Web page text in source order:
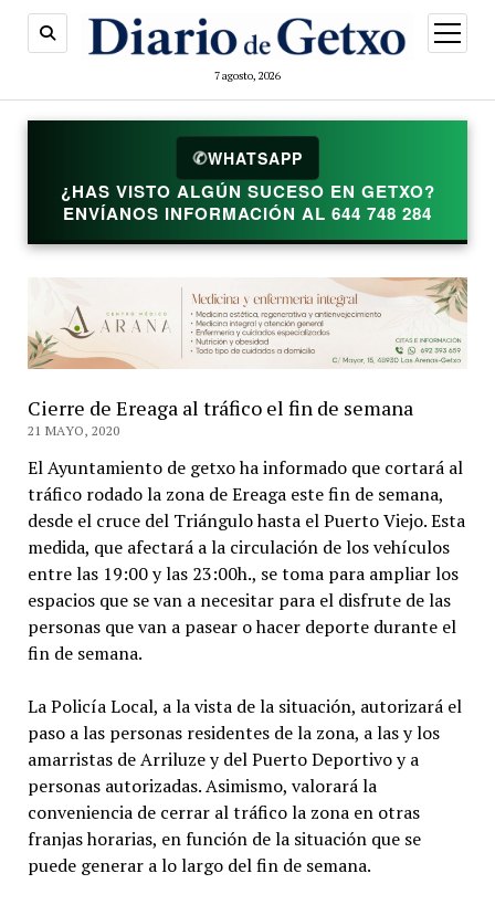
7 agosto, 2026
abrir
menú
✆WHATSAPP
¿HAS VISTO ALGÚN SUCESO EN GETXO?
ENVÍANOS INFORMACIÓN AL 644 748 284
Cierre de Ereaga al tráfico el fin de semana
21 MAYO, 2020
El Ayuntamiento de getxo ha informado que cortará al
tráfico rodado la zona de Ereaga este fin de semana,
desde el cruce del Triángulo hasta el Puerto Viejo. Esta
medida, que afectará a la circulación de los vehículos
entre las 19:00 y las 23:00h., se toma para ampliar los
espacios que se van a necesitar para el disfrute de las
personas que van a pasear o hacer deporte durante el
fin de semana.
La Policía Local, a la vista de la situación, autorizará el
paso a las personas residentes de la zona, a las y los
amarristas de Arriluze y del Puerto Deportivo y a
personas autorizadas. Asimismo, valorará la
conveniencia de cerrar al tráfico la zona en otras
franjas horarias, en función de la situación que se
puede generar a lo largo del fin de semana.